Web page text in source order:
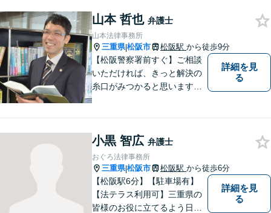
山本 哲也 弁護士
山本法律事務所
三重県|松阪市 松阪駅 から徒歩9分
【松阪警察署前すぐ】ご相談
いただければ、きっと解決の
糸口がみつかると思います。
詳細を見
る
小黒 智広 弁護士
おぐろ法律事務所
三重県|松阪市 松阪駅 から徒歩6分
【松阪駅6分】【駐車場有】
【法テラス利用可】三重県の
皆様のお役に立てるよう日々
詳細を見
る